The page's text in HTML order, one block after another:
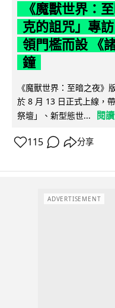
《魔獸世界：
克的詛咒」專
領門檻而設 《
鐘
《魔獸世界：至暗之夜
於 8 月 13 日正式上線，
祭壇」、新型態世...
閱
115 分享
ADVERTISEMENT